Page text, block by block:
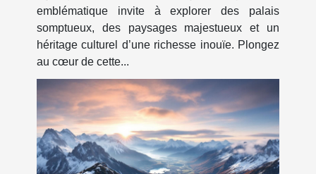
emblématique invite à explorer des palais
somptueux, des paysages majestueux et un
héritage culturel d’une richesse inouïe. Plongez
au cœur de cette...